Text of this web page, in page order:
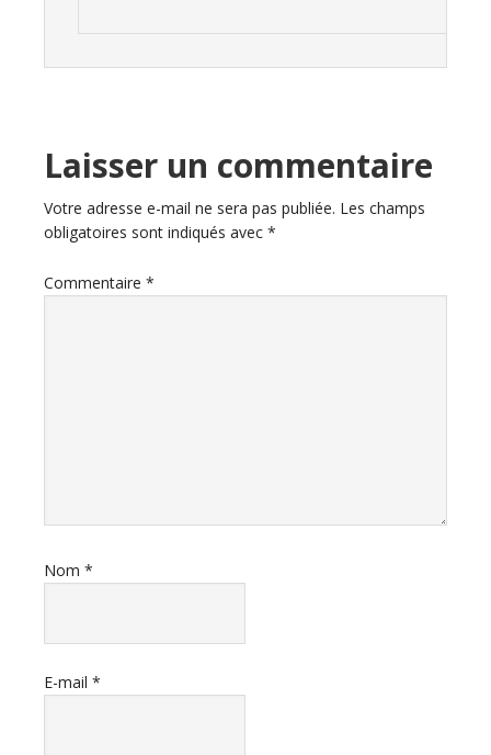
Laisser un commentaire
Votre adresse e-mail ne sera pas publiée. Les champs
obligatoires sont indiqués avec *
Commentaire *
Nom *
E-mail *